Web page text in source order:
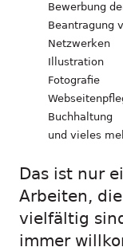
Bewerbung
Beantragung
Netzwerken
Illustration
Fotografie
Buchhaltung
und vieles
Das ist nur
Arbeiten,
vielfältig
immer